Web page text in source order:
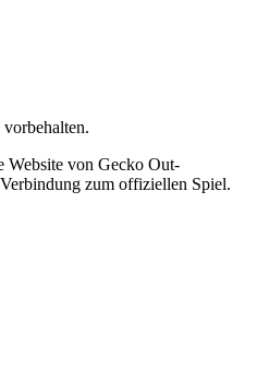
Website von Gecko Out-
zum offiziellen Spiel.